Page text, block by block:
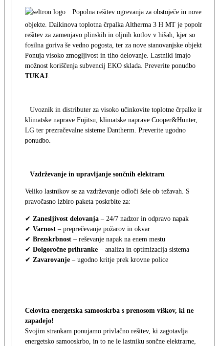
Popolna rešitev ogrevanja za obstoječe in nove
objekte. Daikinova toplotna črpalka Altherma 3 H MT je popolna
rešitev za zamenjavo plinskih in oljnih kotlov v hišah, kjer so
fosilna goriva še vedno pogosta, ter za nove stanovanjske objekte.
Ponuja visoko zmogljivost in tiho delovanje. Lastniki imajo
možnost koriščenja subvencij EKO sklada. Preverite ponudbo
TUKAJ.
Uvoznik in distributer za visoko učinkovite toplotne črpalke in
klimatske naprave Fujitsu, klimatske naprave Cooper&Hunter,
LG ter prezračevalne sisteme Dantherm. Preverite ugodno
ponudbo.
Vzdrževanje in upravljanje sončnih elektrarn
Veliko lastnikov se za vzdrževanje odloči šele ob težavah. S
pravočasno izbiro paketa poskrbite za:
✔ Zanesljivost delovanja – 24/7 nadzor in odpravo napak
✔ Varnost – preprečevanje požarov in okvar
✔ Brezskrbnost – reševanje napak na enem mestu
✔ Dolgoročne prihranke – analiza in optimizacija sistema
✔ Zavarovanje – ugodno kritje prek krovne police
Celovita energetska samooskrba s prenosom viškov, ki ne
zapadejo!
Svojim strankam ponujamo privlačno rešitev, ki zagotavlja
energetsko samooskrbo, in to ne le lastniku sončne elektrarne,